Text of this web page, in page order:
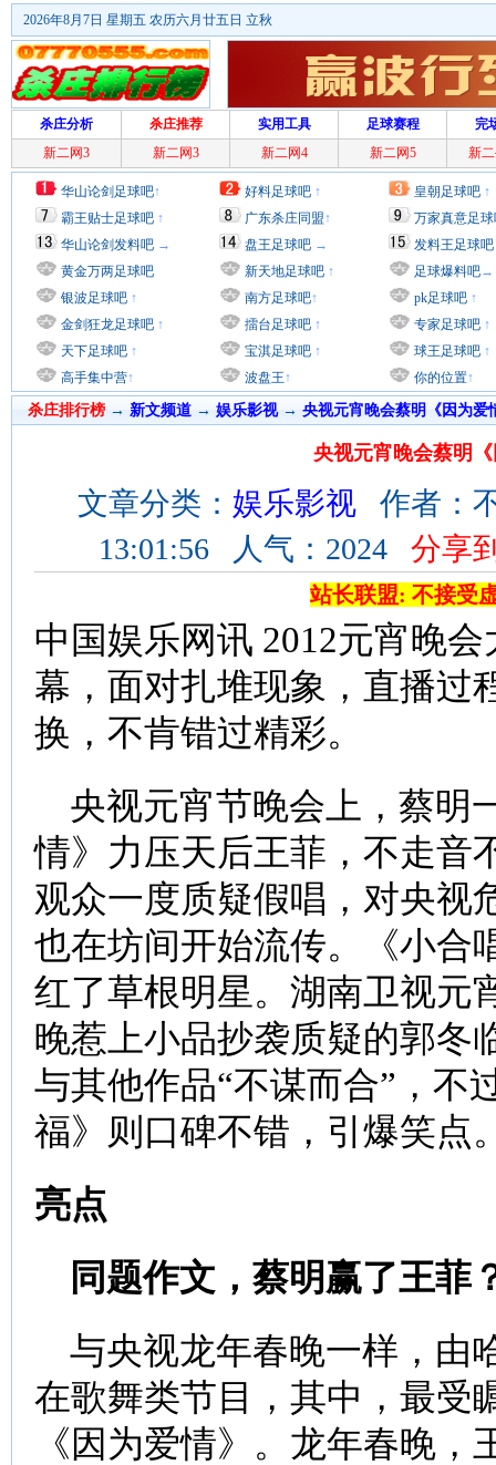
2026年8月7日 星期五 农历六月廿五日 立秋
杀庄分析 杀庄推荐 实用工具 足球赛程
完
新二网3
新二网3 新二网4 新二网5 新
华山论剑足球吧↑
霸王贴士足球吧 ↑
华山论剑发料吧 →
黄金万两足球吧
银波足球吧 ↑
金剑狂龙足球吧 ↑
天下足球吧 ↑
高手集中营↑
好料足球吧 ↑
广东杀庄同盟↑
盘王足球吧 →
新天地足球吧 ↑
南方足球吧↑
擂台足球吧 ↑
宝淇足球吧 ↑
波盘王↑
皇朝足球吧 ↑
万家真意足
发料王足球吧
足球爆料吧→
pk足球吧 ↑
专家足球吧 ↑
球王足球吧 ↑
你的位置↑
杀庄排行榜 → 新文频道→ 娱乐影视→ 央视元宵晚会蔡明《因为爱
央视元宵晚会蔡明
文章分类： 娱乐影视作者：
13:01:56 人气：2024 分享
站长联盟: 不接受
中国娱乐网讯 2012元宵晚
幕，面对扎堆现象，直播过
换，不肯错过精彩。
央视元宵节晚会上，蔡明
情》力压天后王菲，不走音
观众一度质疑假唱，对央视
也在坊间开始流传。《小合
红了草根明星。湖南卫视元
晚惹上小品抄袭质疑的郭冬
与其他作品“不谋而合”，不
福》则口碑不错，引爆笑点
亮点
同题作文，蔡明赢了王菲
与央视龙年春晚一样，由
在歌舞类节目，其中，最受
《因为爱情》。龙年春晚